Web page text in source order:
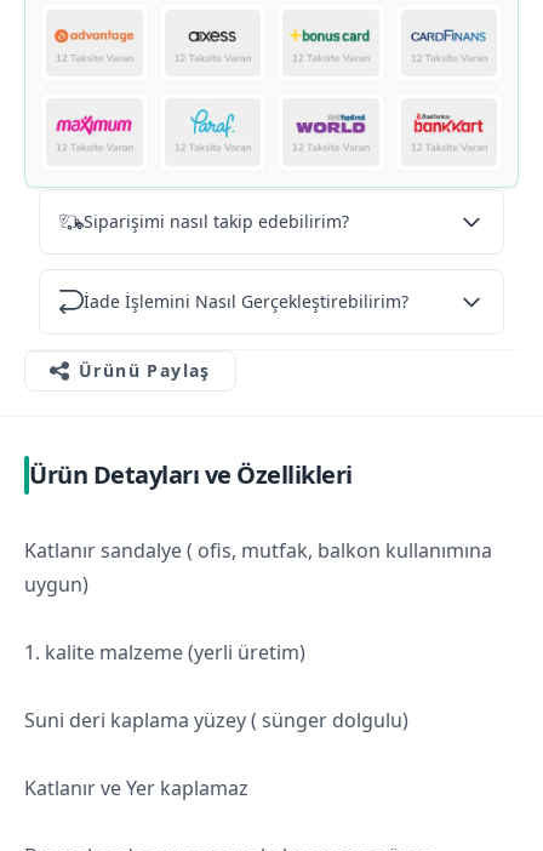
Siparişimi nasıl takip edebilirim?
İade İşlemini Nasıl Gerçekleştirebilirim?
Ürünü Paylaş
Ürün Detayları ve Özellikleri
Katlanır sandalye ( ofis, mutfak, balkon kullanımına
uygun)
1. kalite malzeme (yerli üretim)
Suni deri kaplama yüzey ( sünger dolgulu)
Katlanır ve Yer kaplamaz